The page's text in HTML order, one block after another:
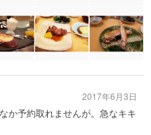
か予約取れませんが。急なキキ
2017年6月3日